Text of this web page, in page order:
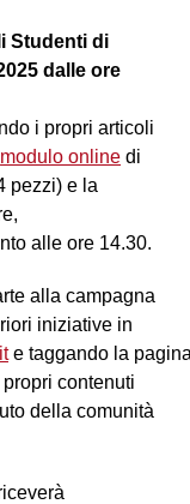
Studenti di
dalle ore
i propri articoli
modulo online di
pezzi) e la
alle ore 14.30.
alla campagna
iniziative in
e taggando la
propri contenuti
della comunità